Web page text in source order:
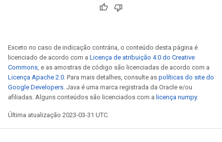
Exceto no caso de indicação contrária, o conteúdo desta página é
licenciado de acordo com a Licença de atribuição 4.0 do Creative
Commons, e as amostras de código são licenciadas de acordo com a
Licença Apache 2.0. Para mais detalhes, consulte as políticas do site do
Google Developers. Java é uma marca registrada da Oracle e/ou
afiliadas. Alguns conteúdos são licenciados com a licença numpy.
Última atualização 2023-03-31 UTC.